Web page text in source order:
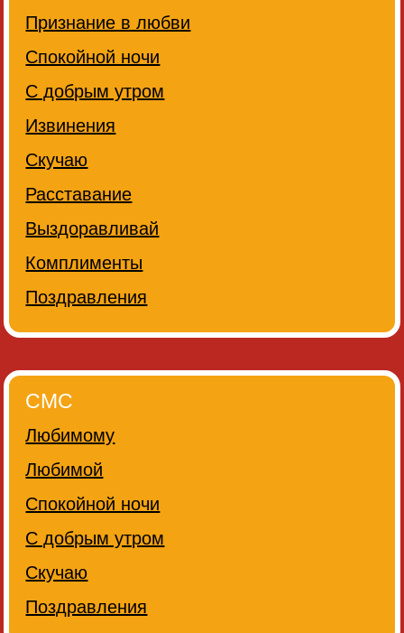
Признание в любви
Спокойной ночи
С добрым утром
Извинения
Скучаю
Расставание
Выздоравливай
Комплименты
Поздравления
СМС
Любимому
Любимой
Спокойной ночи
С добрым утром
Скучаю
Поздравления